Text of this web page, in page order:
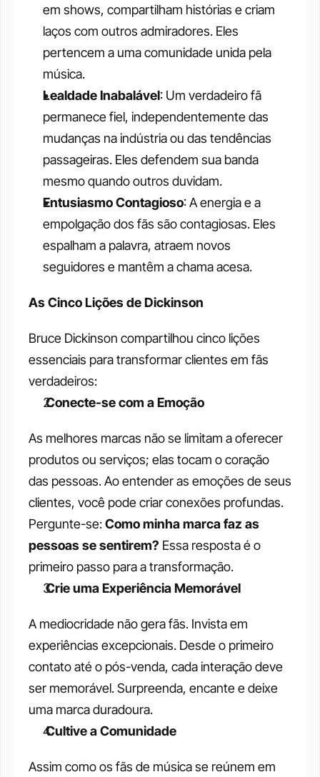
em shows, compartilham histórias e criam
laços com outros admiradores. Eles
pertencem a uma comunidade unida pela
música.
Lealdade Inabalável: Um verdadeiro fã
permanece fiel, independentemente das
mudanças na indústria ou das tendências
passageiras. Eles defendem sua banda
mesmo quando outros duvidam.
Entusiasmo Contagioso: A energia e a
empolgação dos fãs são contagiosas. Eles
espalham a palavra, atraem novos
seguidores e mantêm a chama acesa.
As Cinco Lições de Dickinson
Bruce Dickinson compartilhou cinco lições
essenciais para transformar clientes em fãs
verdadeiros:
Conecte-se com a Emoção
As melhores marcas não se limitam a oferecer
produtos ou serviços; elas tocam o coração
das pessoas. Ao entender as emoções de seus
clientes, você pode criar conexões profundas.
Pergunte-se: Como minha marca faz as
pessoas se sentirem? Essa resposta é o
primeiro passo para a transformação.
Crie uma Experiência Memorável
A mediocridade não gera fãs. Invista em
experiências excepcionais. Desde o primeiro
contato até o pós-venda, cada interação deve
ser memorável. Surpreenda, encante e deixe
uma marca duradoura.
Cultive a Comunidade
Assim como os fãs de música se reúnem em